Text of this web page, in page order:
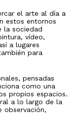
el arte al día a
estos entornos
la sociedad
vídeo,
a lugares
para
pensadas
como una
propios espacios.
a lo largo de la
observación,